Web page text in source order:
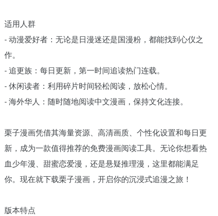
适用人群
- 动漫爱好者：无论是日漫迷还是国漫粉，都能找到心仪之
作。
- 追更族：每日更新，第一时间追读热门连载。
- 休闲读者：利用碎片时间轻松阅读，放松心情。
- 海外华人：随时随地阅读中文漫画，保持文化连接。
栗子漫画凭借其海量资源、高清画质、个性化设置和每日更
新，成为一款值得推荐的免费漫画阅读工具。无论你想看热
血少年漫、甜蜜恋爱漫，还是悬疑推理漫，这里都能满足
你。现在就下载栗子漫画，开启你的沉浸式追漫之旅！
版本特点